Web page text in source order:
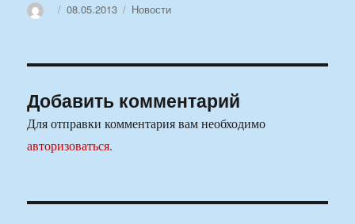
АвторОпубликовано
08.05.2013 Рубрики
Новости
Добавить комментарий
Для отправки комментария вам необходимо
авторизоваться.